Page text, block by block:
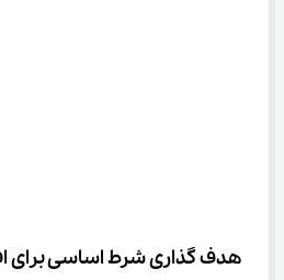
هدف گذاری شرط اساسی برای